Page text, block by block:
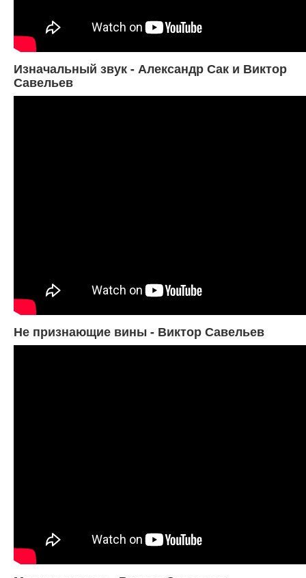
Изначальный звук - Александр Сак и Виктор
Савельев
Не признающие вины - Виктор Савельев